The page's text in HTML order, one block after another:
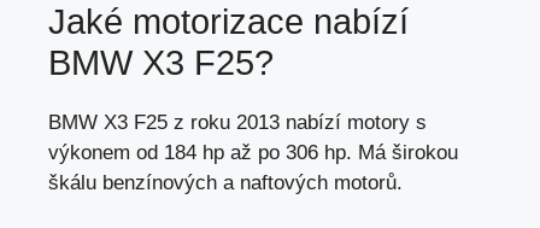
Jaké motorizace nabízí
BMW X3 F25?
BMW X3 F25 z roku 2013 nabízí motory s
výkonem od 184 hp až po 306 hp. Má širokou
škálu benzínových a naftových motorů.